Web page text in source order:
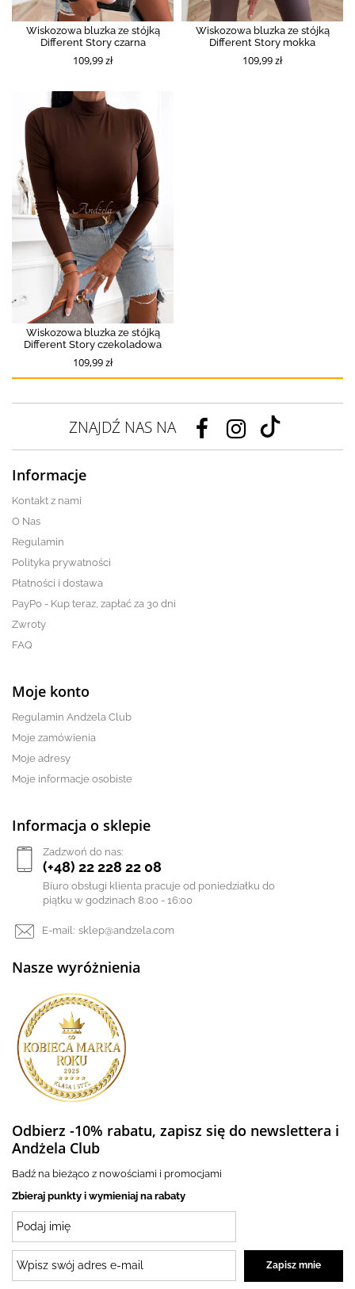
Wiskozowa bluzka ze stójką
Different Story czarna
109,99 zł
Wiskozowa bluzka ze stójką
Different Story mokka
109,99 zł
Wiskozowa bluzka ze stójką
Different Story czekoladowa
109,99 zł
ZNAJDŹ NAS NA
Informacje
Kontakt z nami
O Nas
Regulamin
Polityka prywatności
Płatności i dostawa
PayPo - Kup teraz, zapłać za 30 dni
Zwroty
FAQ
Moje konto
Regulamin Andżela Club
Moje zamówienia
Moje adresy
Moje informacje osobiste
Informacja o sklepie
Zadzwoń do nas:
(+48) 22 228 22 08
Biuro obsługi klienta pracuje od poniedziałku do
piątku w godzinach 8:00 - 16:00
E-mail: sklep@andzela.com
Nasze wyróżnienia
Odbierz -10% rabatu, zapisz się do newslettera i
Andżela Club
Badź na bieżąco z nowościami i promocjami
Zbieraj punkty i wymieniaj na rabaty